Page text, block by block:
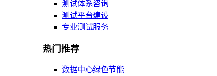
测试体系咨询
测试平台建设
专业测试服务
热门推荐
数据中心绿色节能